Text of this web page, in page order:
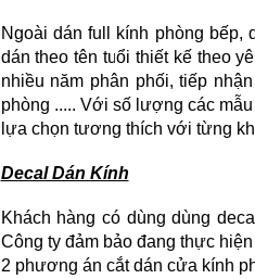
Ngoài dán full kính phòng bếp,
dán theo tên tuổi thiết kế theo
nhiều năm phân phối, tiếp
phòng ..... Với số lượng các
lựa chọn tương thích với từng
Decal Dán Kính
Khách hàng có dùng dùng
Công ty đảm bảo đang thực
2 phương án cắt dán cửa kính